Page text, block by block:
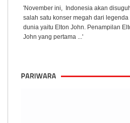
'November ini, Indonesia akan
salah satu konser megah dari legenda
dunia yaitu Elton John. Penampilan
John yang pertama ...'